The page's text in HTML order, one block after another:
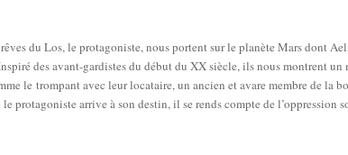
du Los, le protagoniste, nous portent sur le planète Mars dont
des avant-gardistes du début du XX siècle, ils nous montrent un
le trompant avec leur locataire, un ancien et avare membre de la
protagoniste arrive à son destin, il se rends compte de l’oppression